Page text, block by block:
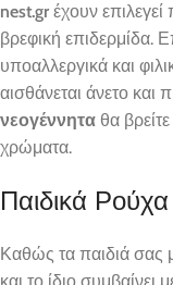
nest.gr έχουν
βρεφική επιδερμίδα.
υποαλλεργικά και
αισθάνεται άνετο και
νεογέννητα θα
χρώματα.
Παιδικά
Καθώς τα παιδιά σας